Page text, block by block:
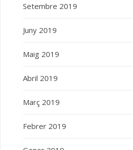
Setembre 2019
Juny 2019
Maig 2019
Abril 2019
Març 2019
Febrer 2019